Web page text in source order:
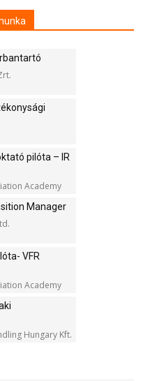
pilóta – IR
Academy
Manager
VFR
Academy
Hungary Kft.